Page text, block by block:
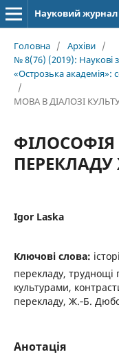
Головна / Архіви /
№ 8(76) (2019): Наукові
«Острозька академія»:
/
МОВА В ДІАЛОЗІ
ФІЛОСОФІЯ
Igor Laska
Ключові слова:
перекладу, труднощі
культурами,
перекладу, Ж.‑Б.
Анотація